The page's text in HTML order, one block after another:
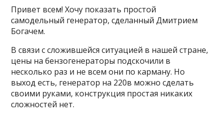
Привет всем! Хочу показать простой
самодельный генератор, сделанный Дмитрием
Богачем.
В связи с сложившейся ситуацией в нашей стране,
цены на бензогенераторы подскочили в
несколько раз и не всем они по карману. Но
выход есть, генератор на 220в можно сделать
своими руками, конструкция простая никаких
сложностей нет.